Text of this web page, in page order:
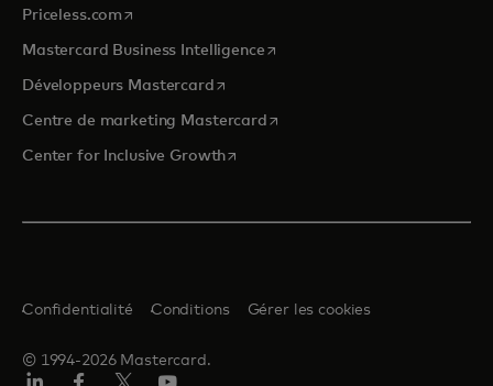
Priceless.com s’ouvre dans un nouvel onglet
Mastercard Business Intelligences’ouvre dans un nouvel onglet
Développeurs Mastercards’ouvre dans un nouvel onglet
Centre de marketing Mastercards’ouvre dans un nouvel onglet
Center for Inclusive Growths’ouvre dans un nouvel onglet
© 1994-2026 Mastercard.
Confidentialité Conditions Gérer les cookies